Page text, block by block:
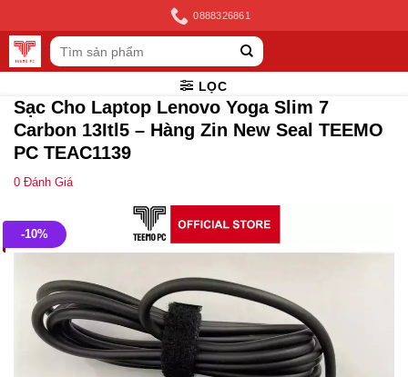
to
content
0888326861
Tìm
kiếm:
LỌC
Sạc Cho Laptop Lenovo Yoga Slim 7
Carbon 13Itl5 – Hàng Zin New Seal TEEMO
PC TEAC1139
0 Đánh Giá
-10%